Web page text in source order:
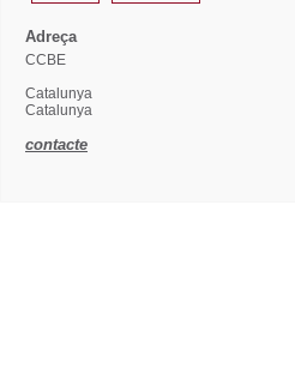
Adreça
CCBE
Catalunya
Catalunya
contacte